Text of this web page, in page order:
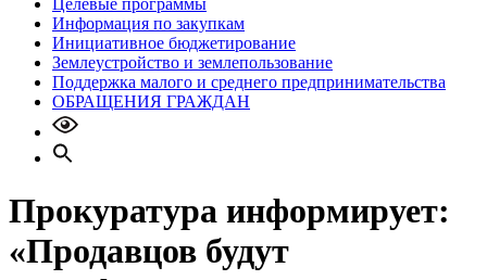
Целевые программы
Информация по закупкам
Инициативное бюджетирование
Землеустройство и землепользование
Поддержка малого и среднего предпринимательства
ОБРАЩЕНИЯ ГРАЖДАН
Прокуратура информирует:
«Продавцов будут